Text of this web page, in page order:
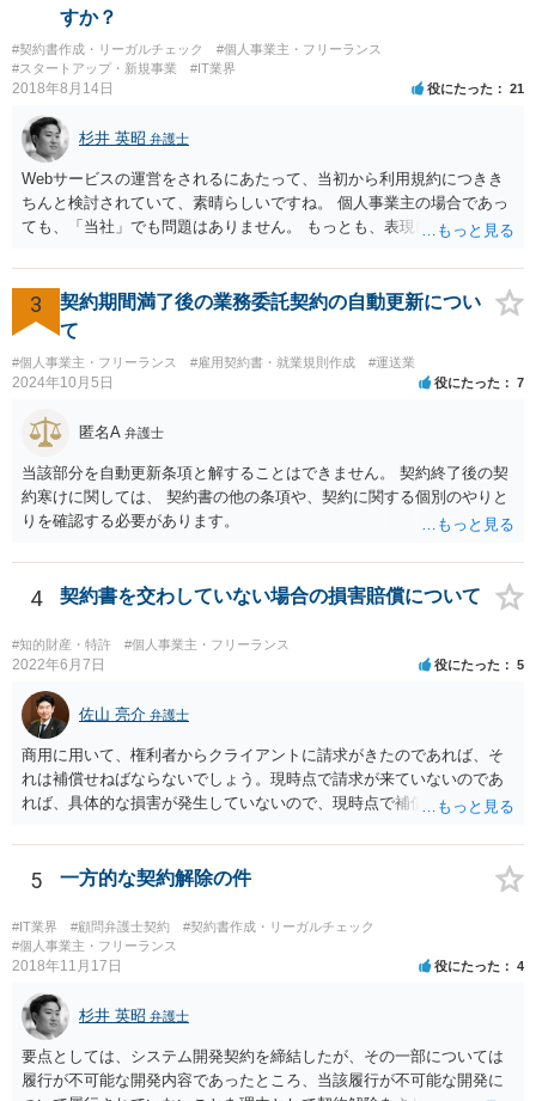
で、商標権者の預かり知らないところで、販売した商品から別の商品
（コピー品やリメイク品）が作りだされてしまうと、その商品が仮に
酷い品質であれば、商標権者のブランドイメージが傷ついてしまいま
すし、その証商標権者にクレームが来てしまいますので、商標権を侵
害します。その商品が流通すれば商標権（ロゴマーク等）に対する一
般消費者の信頼も害することになります。また、本来商標権者に入る
べき利益が入らないことになります。 修理だけではそのような問題は
生じません。
すか？
#契約書作成・リーガルチェック
#個人事業主・フリーランス
#スタートアップ・新規事業
#IT業界
2018年8月14日 役にたった 21
杉井 英昭 弁護士
Webサービスの運営をされるにあたって、当初から利用規約につきき
ちんと検討されていて、素晴らしいですね。 個人事業主の場合であっ
ても、「当社」でも問題はありません。 もっとも、表現に違和感があ
さんが「ABCウェブサービス」の屋号で事業を運営する際には、「当
社」の代わりに「ABCウェブサービス」とか「ABCWS」を使う等で
す。
3
契約期間満了後の業務委託契約の自動更新につい
て
#個人事業主・フリーランス #雇用契約書・就業規則作成 #運送業
2024年10月5日 役にたった 7
匿名A 弁護士
当該部分を自動更新条項と解することはできません。 契約終了後の契
約寒けに関しては、 契約書の他の条項や、契約に関する個別のやりと
りを確認する必要があります。
4 契約書を交わしていない場合の損害賠償について
#知的財産・特許 #個人事業主・フリーランス
2022年6月7日 役にたった 5
佐山 亮介 弁護士
商用に用いて、権利者からクライアントに請求がきたのであれば、そ
れは補償せねばならないでしょう。現時点で請求が来ていないのであ
れば、具体的な損害が発生していないので、現時点で補償の必要はあ
補償し、その補償分を損害として外注先に賠償請求することになるで
しょう。
5 一方的な契約解除の件
#IT業界 #顧問弁護士契約
#契約書作成・リーガルチェック
#個人事業主・フリーランス
2018年11月17日 役にたった 4
杉井 英昭 弁護士
要点としては、システム開発契約を締結したが、その一部については
履行が不可能な開発内容であったところ、当該履行が不可能な開発に